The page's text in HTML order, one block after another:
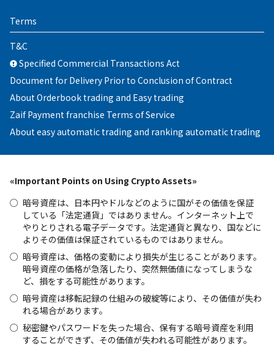
Terms
T&C
Specified Commercial Transactions Act
Document for Delivery Prior to Conclusion of Contract
About Orderbook trading and Easy trading
Zaif Payment franchise Terms of Service
About easy automatic trading and ranking automatic trading
«Important Points on Using Crypto Assets»
暗号資産は、日本円やドルなどのように国がその価値を保証
している「法定通貨」ではありません。インターネット上で
やりとりされる電子データです。法定通貨と異なり、国などに
よりその価値は保証されているものではありません。
暗号資産は、価格の変動により損失が生じることがあります。
暗号資産の価格が急落したり、突然無価値になってしまうな
ど、損をする可能性があります。
暗号資産は移転記録の仕組みの破綻等により、その価値が失わ
れる場合があります。
秘密鍵やパスワードを失った場合、保有する暗号資産を利用
することができず、その価値が失われる可能性があります。